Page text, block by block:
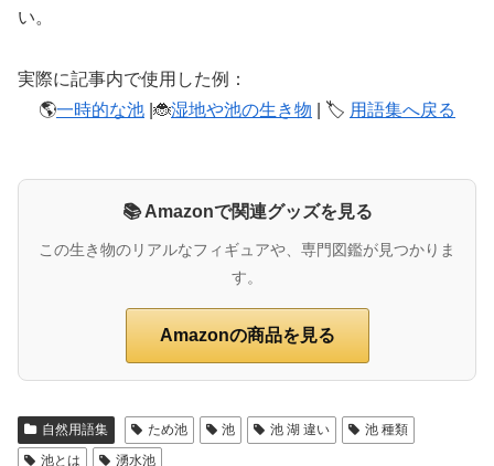
い。
実際に記事内で使用した例：
🌎一時的な池 |🐞湿地や池の生き物 | 🏷️ 用語集へ戻る
📚 Amazonで関連グッズを見る
この生き物のリアルなフィギュアや、専門図鑑が見つかりま
す。
Amazonの商品を見る
自然用語集 ため池 池 池 湖 違い
池 種類
池とは
湧水池